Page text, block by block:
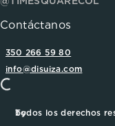
Contáctanos
350 266 59 80
info@disuiza.com
Todos los derechos reservados Time Square 2022 Empowered by